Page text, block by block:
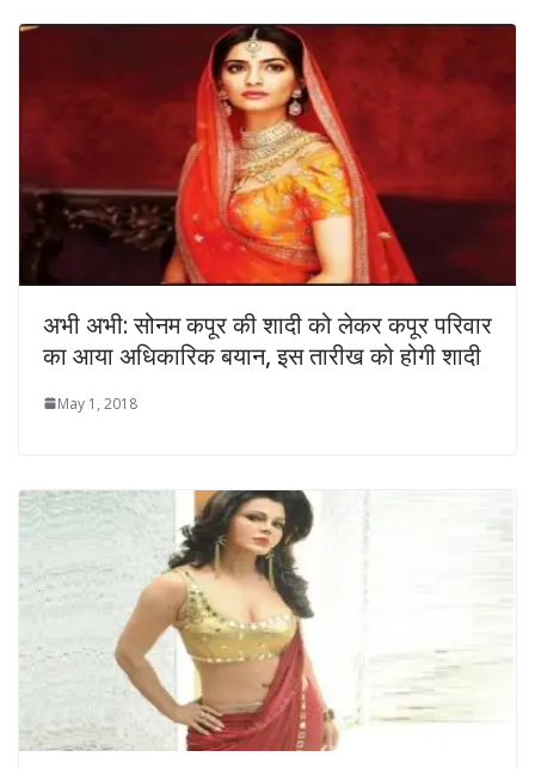
अभी अभी: सोनम कपूर की शादी को लेकर कपूर परिवार
का आया अधिकारिक बयान, इस तारीख को होगी शादी
May 1, 2018